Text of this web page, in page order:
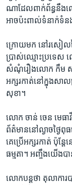
ណា​ដែល​ពាក់ព័ន្ធ​នឹង​ល
អាច​ប៉ះពាល់​ទំនាក់ទំន
ក្រោយ​មក នៅ​រសៀល​ថ្ង
ប្រាស់​ឈ្មោះ​ប្រទេស​
សំណុំ​រឿង​លោក កឹម សុខ
អក្សរ​កាត់​នៅក្នុង​សា
សុខា។​
លោក​ ចាន់ ចេន មេធា
ព័ត៌មាន​នៅ​ល្ងាច​ថ្ងៃ​
គេ​ប្រើ​អក្សរ​កាត់ ប៉ុន្
ធម្មតា។ អញ្ចឹង​យើង​
លោក​បន្ត​ថា តុលាការ​